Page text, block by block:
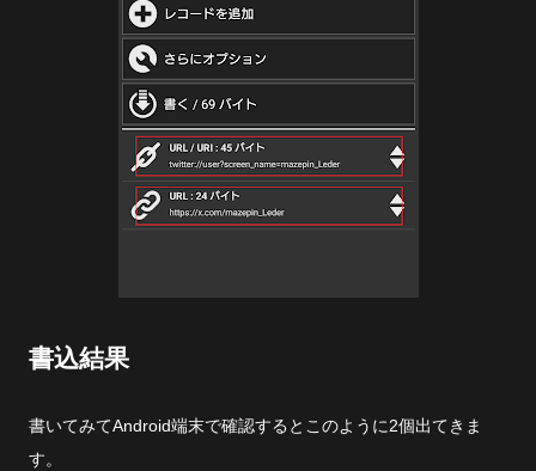
書込結果
書いてみてAndroid端末で確認するとこのように2個出てきま
す。